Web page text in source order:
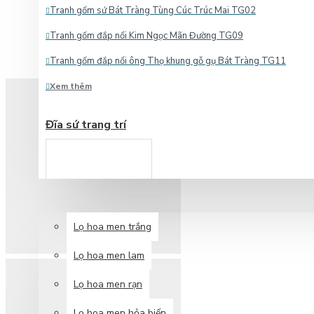
Điếu cày giá rẻ bọc giả mây DC11
Điếu cày mini biến hình 25cm DC10C
Điếu cày mini biến hình DC10
Tranh gốm sứ Bát Tràng Tùng Cúc Trúc Mai TG02
Tranh gốm đắp nổi Kim Ngọc Mãn Đường TG09
Tranh gốm đắp nổi ông Thọ khung gỗ gụ Bát Tràng TG11
Xem thêm
Đĩa sứ trang trí
Đĩa gốm Bát Tràng hình Khuê Văn Các D28 - Quà lưu niệm Hà
Lọ hoa men trắng
Lọ hoa men lam
Lọ hoa men rạn